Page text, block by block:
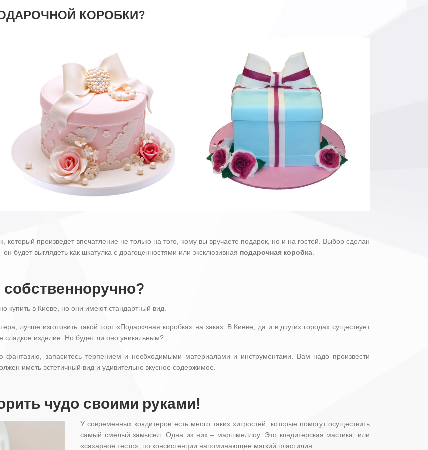
КОРОБКИ?
который произведет впечатление не только на того, кому вы вручаете подарок, но и на гостей. Выбор сделан
будет выглядеть как шкатулка с драгоценностями или эксклюзивная подарочная коробка
собственноручно?
купить в Киеве, но они имеют стандартный вид.
лучше изготовить такой торт «Подарочная коробка» на заказ. В Киеве, да и в других городах существует
сладкое изделие. Но будет ли оно уникальным?
запаситесь терпением и необходимыми материалами и инструментами. Вам надо произвести
иметь эстетичный вид и удивительно вкусное содержимое.
чудо своими руками!
У современных кондитеров есть много таких хитростей, которые помогут осуществить
самый смелый замысел. Одна из них – маршмеллоу. Это кондитерская мастика, или
«сахарное тесто», по консистенции напоминающее мягкий пластилин.